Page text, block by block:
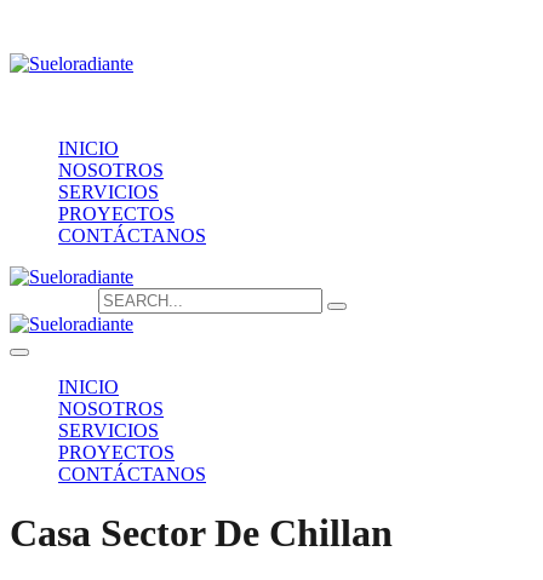
INICIO
NOSOTROS
SERVICIOS
PROYECTOS
CONTÁCTANOS
INICIO
NOSOTROS
SERVICIOS
PROYECTOS
CONTÁCTANOS
Casa Sector De Chillan